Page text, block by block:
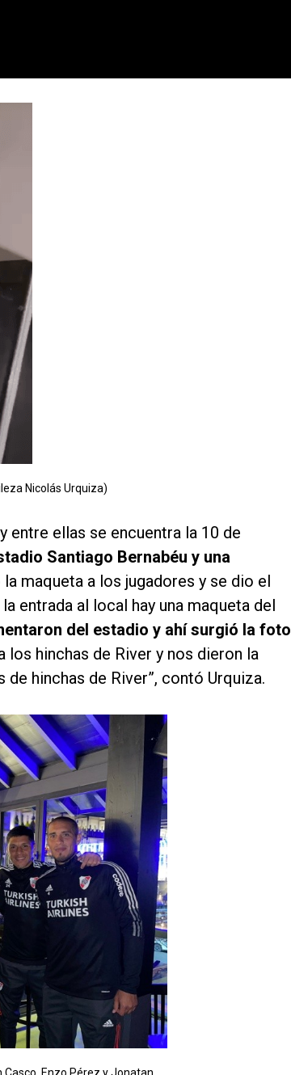
Nicolás Urquiza)
entre ellas se encuentra la 10 de
Santiago Bernabéu y una
maqueta a los jugadores y se dio el
entrada al local hay una maqueta del
del estadio y ahí surgió la foto
los hinchas de River y nos dieron la
hinchas de River”, contó Urquiza.